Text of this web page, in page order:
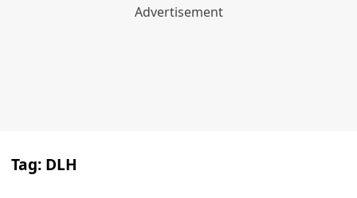
Tag: DLH